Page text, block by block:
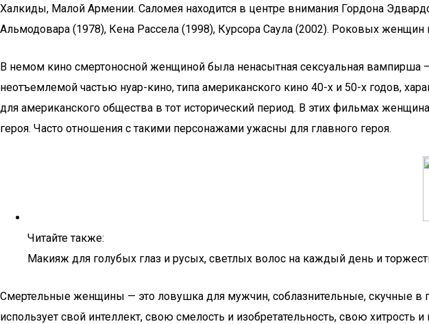
Халкиды, Малой Армении. Саломея находится в центре внимания Гордона
Альмодовара (1978), Кена Рассела (1998), Курсора Саула (2002). Роковых
В немом кино смертоносной женщиной была ненасытная сексуальная
неотъемлемой частью нуар-кино, типа американского кино 40-х и 50-х годов,
для американского общества в тот исторический период. В этих фильмах
героя. Часто отношения с такими персонажами ужасны для главного героя.
Читайте также:
Макияж для голубых глаз и русых, светлых волос на каждый день и
Смертельные женщины — это ловушка для мужчин, соблазнительные, скучные в
использует свой интеллект, свою смелость и изобретательность, свою